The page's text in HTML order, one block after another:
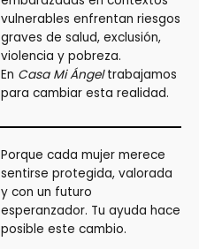
vulnerables enfrentan riesgos
graves de salud, exclusión,
violencia y pobreza.
En Casa Mi Ángeltrabajamos
para cambiar esta realidad.
Porque cada mujer merece
sentirse protegida, valorada
y con un futuro
esperanzador. Tu ayuda hace
posible este cambio.